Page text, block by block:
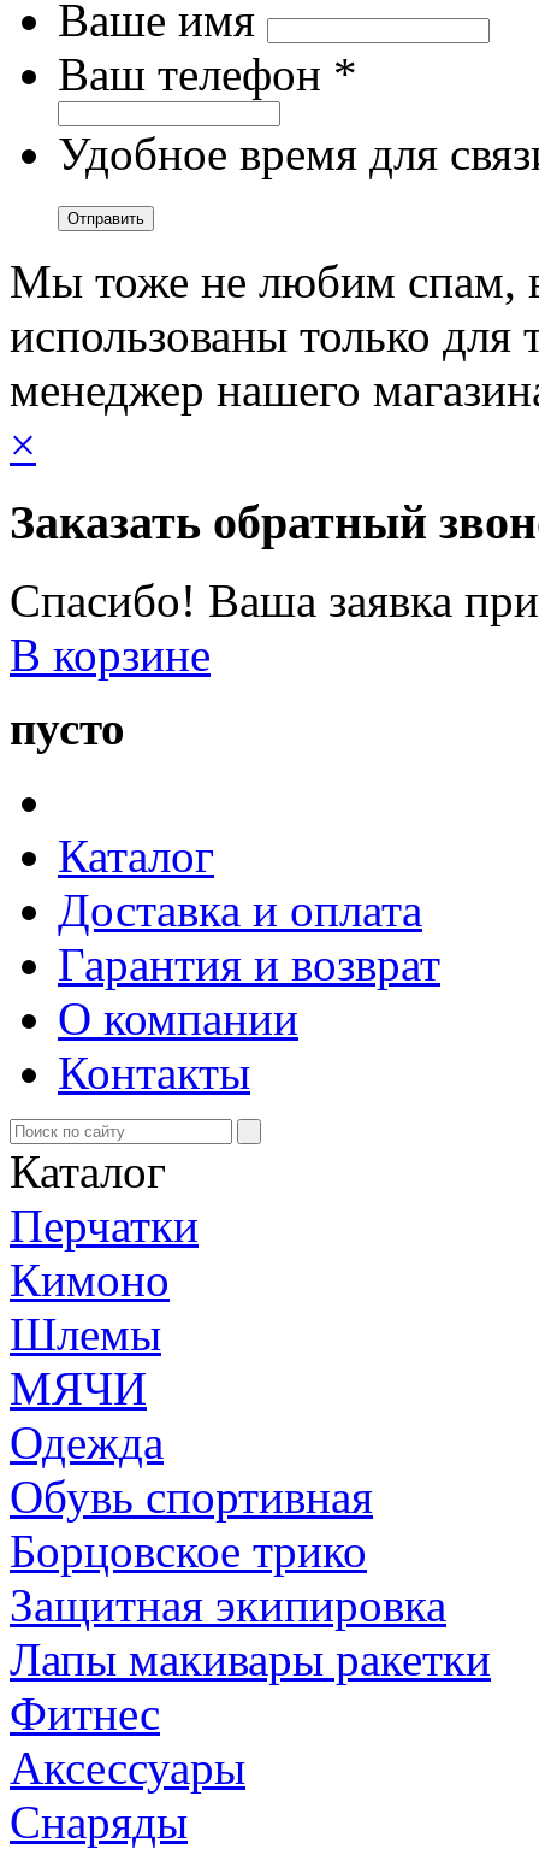
Ваше имя
Ваш телефон *
Удобное время для
Мы тоже не любим спам,
использованы только для
менеджер нашего
×
Заказать обратный
Спасибо! Ваша заявка
В корзине
пусто
Каталог
Доставка и оплата
Гарантия и возврат
О компании
Контакты
Каталог
Перчатки
Кимоно
Шлемы
МЯЧИ
Одежда
Обувь спортивная
Борцовское трико
Защитная экипировка
Лапы макивары ракетки
Фитнес
Аксессуары
Снаряды